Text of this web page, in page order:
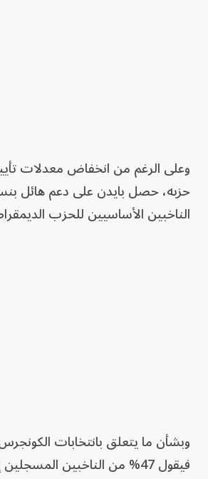
وعلى الرغم من انخفاض معدلات
الناخبين الأساسيين للحزب
فيقول 47% من الناخبين